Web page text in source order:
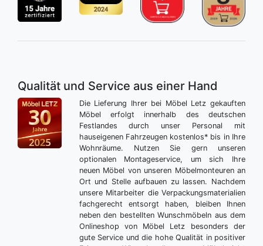
Qualität und Service aus einer Hand
Die Lieferung Ihrer bei Möbel Letz gekauften
Möbel erfolgt innerhalb des deutschen
Festlandes durch unser Personal mit
hauseigenen Fahrzeugen kostenlos* bis in Ihre
Wohnräume. Nutzen Sie gern unseren
optionalen Montageservice, um sich Ihre
neuen Möbel von unseren Möbelmonteuren an
Ort und Stelle aufbauen zu lassen. Nachdem
unsere Mitarbeiter die Verpackungsmaterialien
fachgerecht entsorgt haben, bleiben Ihnen
neben den bestellten Wunschmöbeln aus dem
Onlineshop von Möbel Letz besonders der
gute Service und die hohe Qualität in positiver